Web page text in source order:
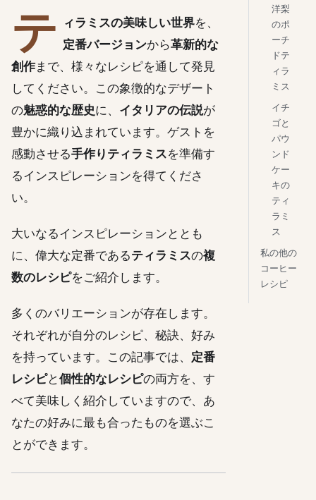
テ ィラミスの美味しい世界を、
定番バージョンから革新的な
創作まで、様々なレシピを通して発見
してください。この象徴的なデザート
の魅惑的な歴史に、 イタリアの伝説が
豊かに織り込まれています。ゲストを
感動させる手作りティラミスを準備す
るインスピレーションを得てくださ
い。
大いなるインスピレーションととも
に、偉大な定番であるティラミスの複
数のレシピをご紹介します。
多くのバリエーションが存在します。
それぞれが自分のレシピ、秘訣、好み
を持っています。この記事では、 定番
レシピと個性的なレシピの両方を、す
べて美味しく紹介していますので、あ
なたの好みに最も合ったものを選ぶこ
とができます。
洋梨
のポ
ーチ
ドテ
ィラ
ミス
イチ
ゴと
パウ
ンド
ケー
キの
ティ
ラミ
ス
私の他の
コーヒー
レシピ